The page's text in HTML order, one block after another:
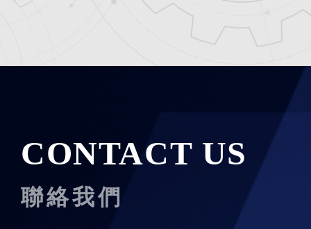
CONTACT US
聯絡我們